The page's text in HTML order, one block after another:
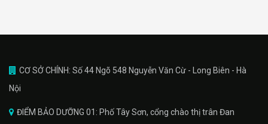
CƠ SỞ CHÍNH: Số 44 Ngõ 548 Nguyễn Văn Cừ - Long Biên - Hà
Nội
ĐIỂM BẢO DƯỠNG 01: Phố Tây Sơn, cổng chào thị trân Đan